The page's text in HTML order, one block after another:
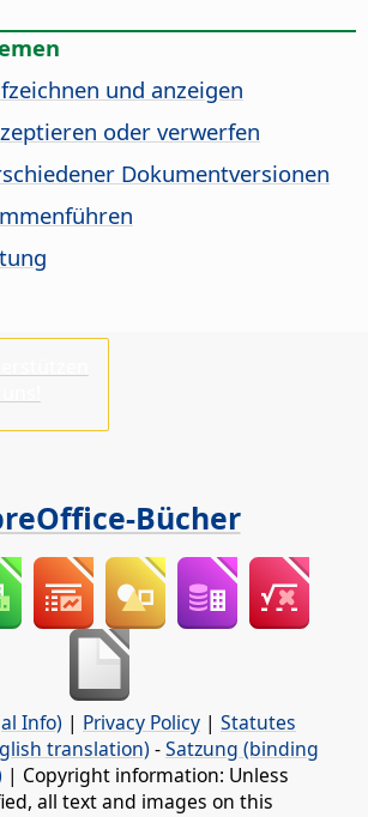
und anzeigen
oder verwerfen
Dokumentversionen
Bücher
Info) | Privacy Policy | Statutes
translation) -Satzung (binding
| Copyright information: Unless
all text and images on this